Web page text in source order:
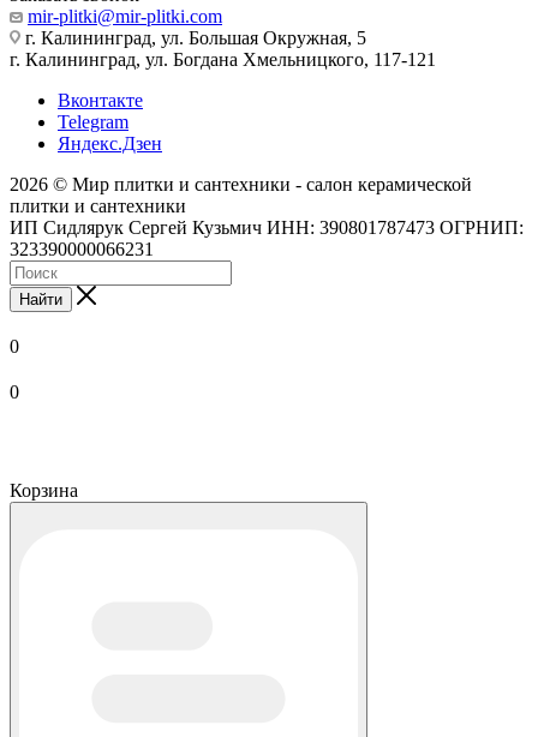
mir-plitki@mir-plitki.com
г. Калининград, ул. Большая Окружная, 5
г. Калининград, ул. Богдана Хмельницкого, 117-121
Вконтакте
Telegram
Яндекс.Дзен
2026 © Мир плитки и сантехники - салон керамической
плитки и сантехники
ИП Сидлярук Сергей Кузьмич ИНН: 390801787473 ОГРНИП:
323390000066231
Найти
0
0
Корзина